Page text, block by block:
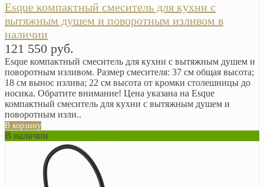
Esque компактный смеситель для кухни с
вытяжным душем и поворотным изливом в
наличии
121 550 руб.
Esque компактный смеситель для кухни с вытяжным душем и
поворотным изливом. Размер смесителя: 37 см общая высота;
18 см вынос излива; 22 см высота от кромки столешницы до
носика. Обратите внимание! Цена указана на Esque
компактный смеситель для кухни с вытяжным душем и
поворотным изли..
В корзину
В наличии